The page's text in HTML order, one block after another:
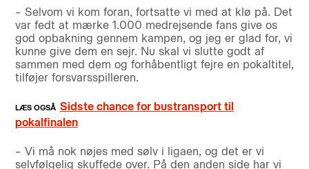
– Selvom vi kom foran, fortsatte vi med at klø på. Det
var fedt at mærke 1.000 medrejsende fans give os
god opbakning gennem kampen, og jeg er glad for, vi
kunne give dem en sejr. Nu skal vi slutte godt af
sammen med dem og forhåbentligt fejre en pokaltitel,
tilføjer forsvarsspilleren.
Sidste chance for bustransport til
pokalfinalen
– Vi må nok nøjes med sølv i ligaen, og det er vi
selvfølgelig skuffede over. På den anden side har vi